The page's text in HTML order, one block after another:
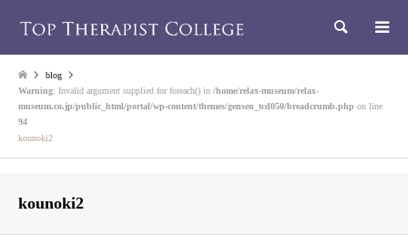
検索
blog
Warning: Invalid argument supplied for foreach() in /home/relax-museum/relax-
museum.co.jp/public_html/portal/wp-content/themes/gensen_tcd050/breadcrumb.php on line
94
kounoki2
kounoki2